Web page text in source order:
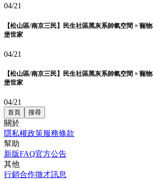
04/21
【松山區/南京三民】民生社區黑灰系帥氣空間 × 寵
堡世家
04/21
【松山區/南京三民】民生社區黑灰系帥氣空間 × 寵
堡世家
04/21
首頁 搜尋
關於
隱私權政策服務條款
幫助
新版FAQ官方公告
其他
行銷合作徵才訊息